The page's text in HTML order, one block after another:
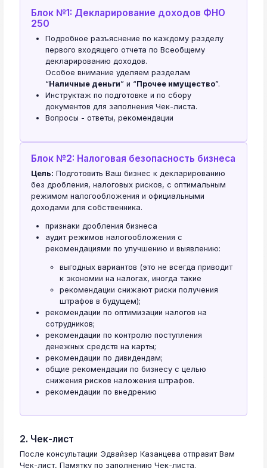
Блок №1: Декларирование доходов ФНО
250
Подробное разъяснение по каждому разделу
первого входящего отчета по Всеобщему
декларированию доходов.
Особое внимание уделяем разделам
“Наличные деньги” и “Прочее имущество”.
Инструктаж по подготовке и по сбору
документов для заполнения Чек-листа.
Вопросы - ответы, рекомендации
Блок №2: Налоговая безопасность бизнеса
Цель: Подготовить Ваш бизнес к декларированию
без дробления, налоговых рисков, с оптимальным
режимом налогообложения и официальными
доходами для собственника.
признаки дробления бизнеса
аудит режимов налогообложения с
рекомендациями по улучшению и выявлению:
выгодных вариантов (это не всегда приводит
к экономии на налогах, иногда такие
рекомендации снижают риски получения
штрафов в будущем);
рекомендации по оптимизации налогов на
сотрудников;
рекомендации по контролю поступления
денежных средств на карты;
рекомендации по дивидендам;
общие рекомендации по бизнесу с целью
снижения рисков наложения штрафов.
рекомендации по внедрению
2. Чек-лист
После консультации Эдвайзер Казанцева отправит Вам
Чек-лист, Памятку по заполнению Чек-листа.